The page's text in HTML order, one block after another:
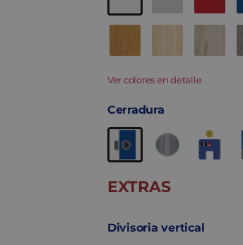
Ver colores en detalle
Cerradura
EXTRAS
Divisoria vertical